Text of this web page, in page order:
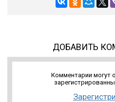
ДОБАВИТЬ
Комментарии могут